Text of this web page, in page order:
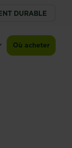
DURABLE
Où acheter